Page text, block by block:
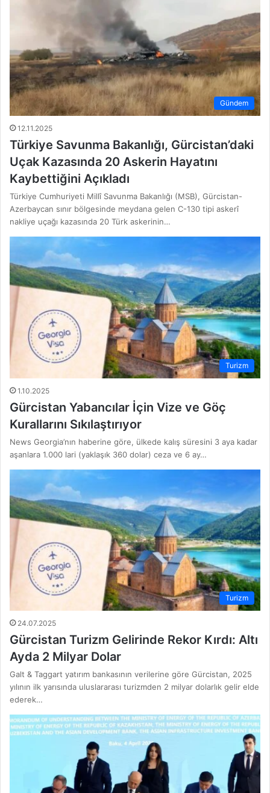
Gündem
12.11.2025
Türkiye Savunma Bakanlığı, Gürcistan’daki
Uçak Kazasında 20 Askerin Hayatını
Kaybettiğini Açıkladı
Türkiye Cumhuriyeti Millî Savunma Bakanlığı (MSB), Gürcistan-
Azerbaycan sınır bölgesinde meydana gelen C-130 tipi askerî
nakliye uçağı kazasında 20 Türk askerinin…
Turizm
1.10.2025
Gürcistan Yabancılar İçin Vize ve Göç
Kurallarını Sıkılaştırıyor
News Georgia’nın haberine göre, ülkede kalış süresini 3 aya kadar
aşanlara 1.000 lari (yaklaşık 360 dolar) ceza ve 6 ay…
Turizm
24.07.2025
Gürcistan Turizm Gelirinde Rekor Kırdı: Altı
Ayda 2 Milyar Dolar
Galt & Taggart yatırım bankasının verilerine göre Gürcistan, 2025
yılının ilk yarısında uluslararası turizmden 2 milyar dolarlık gelir elde
ederek…